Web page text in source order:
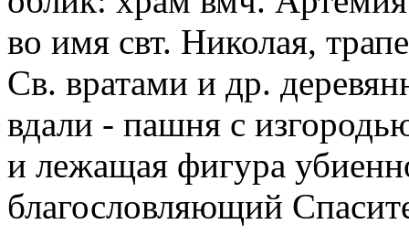
во имя свт. Николая,
Св. вратами и др.
вдали - пашня с
и лежащая фигура
благословляющий